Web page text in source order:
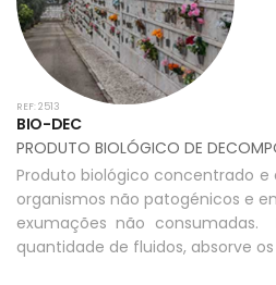
REF: 2513
BIO-DEC
PRODUTO BIOLÓGICO DE
Produto biológico concentrado
organismos não patogénicos e
exumações não consumadas.
quantidade de fluidos, absorve